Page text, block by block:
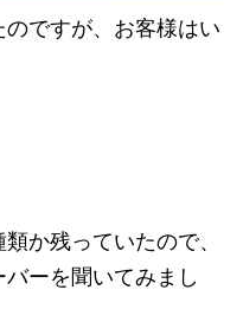
ですが、お客様はい
か残っていたので、
ーを聞いてみまし